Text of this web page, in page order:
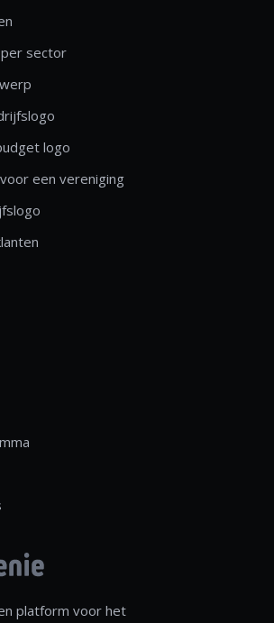
sector
logo
een vereniging
platform voor het